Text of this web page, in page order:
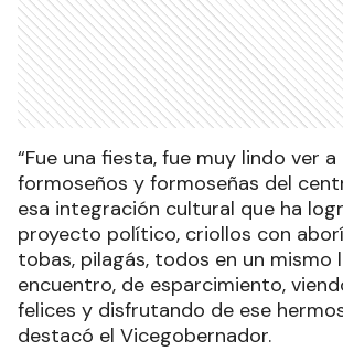
“Fue una fiesta, fue muy lindo ver
formoseños y formoseñas del
esa integración cultural que ha
proyecto político, criollos con
tobas, pilagás, todos en un mismo
encuentro, de esparcimiento,
felices y disfrutando de ese
destacó el Vicegobernador.